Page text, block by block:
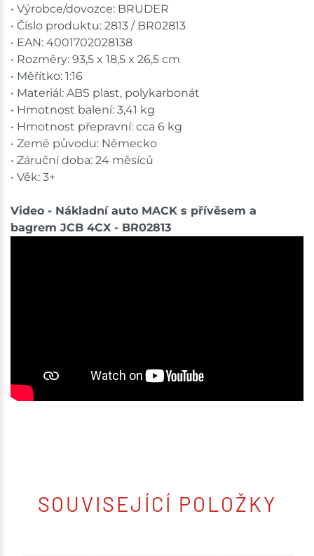
• Výrobce/dovozce: BRUDER
• Číslo produktu: 2813 / BR02813
• EAN: 4001702028138
• Rozměry: 93,5 x 18,5 x 26,5 cm
• Měřítko: 1:16
• Materiál: ABS plast, polykarbonát
• Hmotnost balení: 3,41 kg
• Hmotnost přepravní: cca 6 kg
• Země původu: Německo
• Záruční doba: 24 měsíců
• Věk: 3+
Video - Nákladní auto MACK s přívěsem a
bagrem JCB 4CX - BR02813
SOUVISEJÍCÍ POLOŽKY